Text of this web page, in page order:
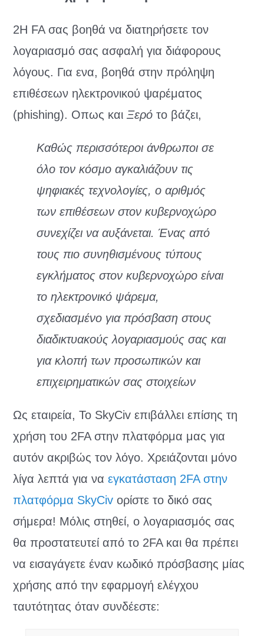
2Η FA σας βοηθά να διατηρήσετε τον
λογαριασμό σας ασφαλή για διάφορους
λόγους. Για ενα, βοηθά στην πρόληψη
επιθέσεων ηλεκτρονικού ψαρέματος
(phishing). Οπως καιΞερότο βάζει,
Καθώς περισσότεροι άνθρωποι σε
όλο τον κόσμο αγκαλιάζουν τις
ψηφιακές τεχνολογίες, ο αριθμός
των επιθέσεων στον κυβερνοχώρο
συνεχίζει να αυξάνεται. Ένας από
τους πιο συνηθισμένους τύπους
εγκλήματος στον κυβερνοχώρο είναι
το ηλεκτρονικό ψάρεμα,
σχεδιασμένο για πρόσβαση στους
διαδικτυακούς λογαριασμούς σας και
για κλοπή των προσωπικών και
επιχειρηματικών σας στοιχείων
Ως εταιρεία, Το SkyCiv επιβάλλει επίσης τη
χρήση του 2FA στην πλατφόρμα μας για
αυτόν ακριβώς τον λόγο. Χρειάζονται μόνο
λίγα λεπτά για ναεγκατάσταση 2FA στην
πλατφόρμα SkyCiv ορίστε το δικό σας
σήμερα! Μόλις στηθεί, ο λογαριασμός σας
θα προστατευτεί από το 2FA και θα πρέπει
να εισαγάγετε έναν κωδικό πρόσβασης μίας
χρήσης από την εφαρμογή ελέγχου
ταυτότητας όταν συνδέεστε: